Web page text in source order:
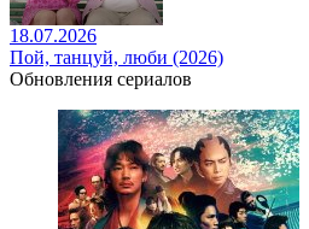
18.07.2026
Пой, танцуй, люби (2026)
Обновления сериалов